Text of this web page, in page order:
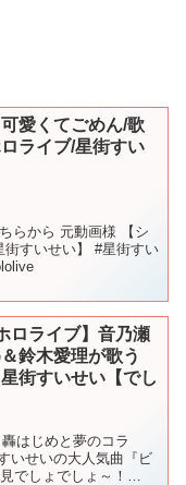
可愛くてごめん/歌
ライブ/星街すい
らから 元動画様 【シ
街すいせい】 #星街すい
ロライブ】音乃瀬
鈴木愛理が歌う
星街すいせい【でし
はじめと夢のコラ
いせいの大人気曲『ビ
でしょでしょ～！